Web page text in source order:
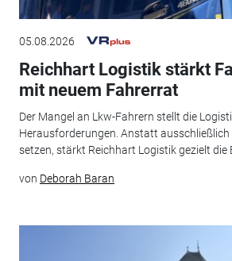
05.08.2026
Reichhart Logistik stärkt
mit neuem Fahrerrat
Der Mangel an Lkw-Fahrern stellt die
Herausforderungen. Anstatt
setzen, stärkt Reichhart Logistik gezielt die
von Deborah Baran